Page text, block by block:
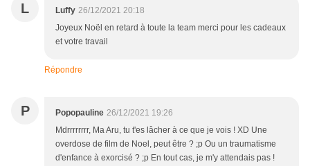
L Luffy 26/12/2021 20:18
Joyeux Noël en retard à toute la team merci pour les cadeaux
et votre travail
Répondre
P Popopauline 26/12/2021 19:26
Mdrrrrrrrr, Ma Aru, tu t'es lâcher à ce que je vois ! XD Une
overdose de film de Noel, peut être ? ;p Ou un traumatisme
d'enfance à exorcisé ? ;p En tout cas, je m'y attendais pas !